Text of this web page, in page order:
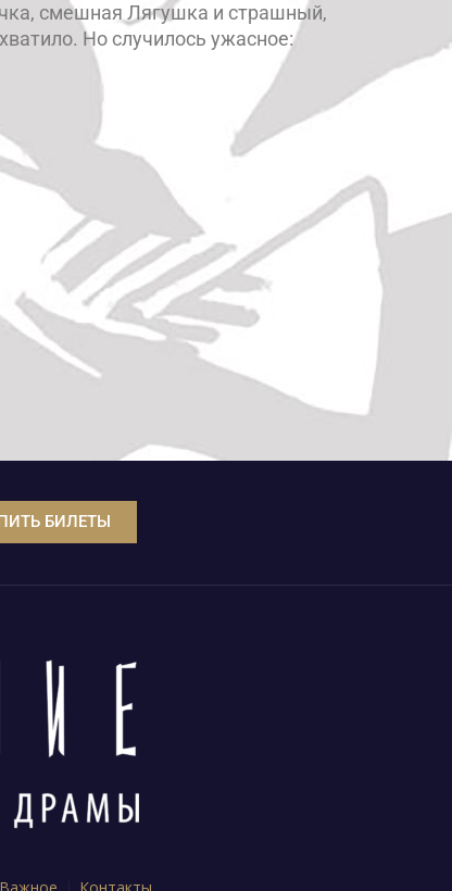
смешная Лягушка и страшный,
Но случилось ужасное:
БИЛЕТЫ